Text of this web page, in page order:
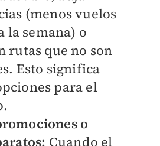
(menos vuelos
la semana) o
rutas que no son
Esto significa
para el
o
Cuando el